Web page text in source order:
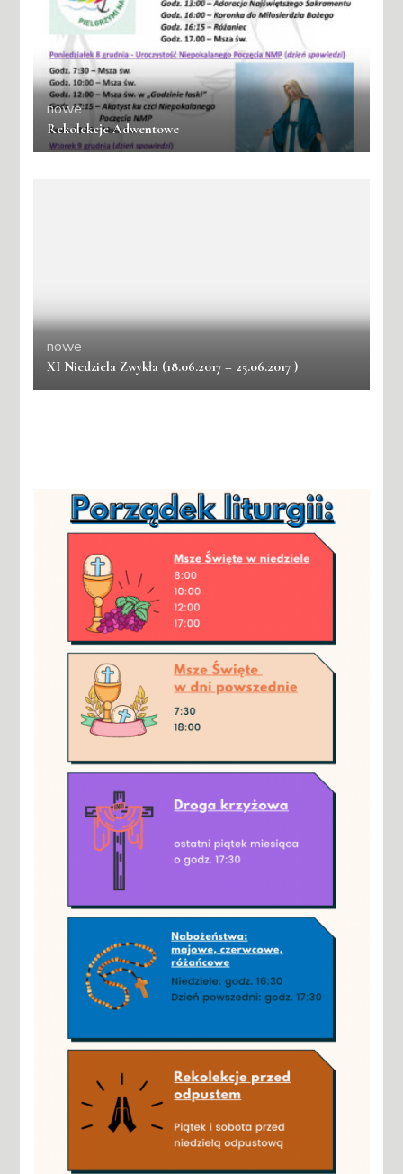
nowe
Rekolekcje Adwentowe
nowe
XI Niedziela Zwykła (18.06.2017 – 25.06.2017 )